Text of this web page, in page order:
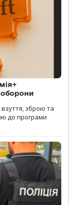
взуття, зброю та
до програми